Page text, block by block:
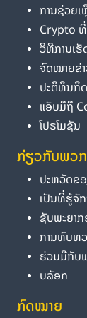
ການຊ່ວຍ
Crypto
ວິທີການເ
ຈົດໝາຍຂ່
ປະຕິທິນກິ
ແອັບມືຖື
ໂປຣໂມຊັນ
ກ່ຽວກັບພວກ
ປະຫວັດຂ
ເປັນທີ່ຮູ້ຈັ
ຊັບພະຍາ
ການທົບທ
ຮ່ວມມືກັບ
ບລັອກ
ກົດໝາຍ